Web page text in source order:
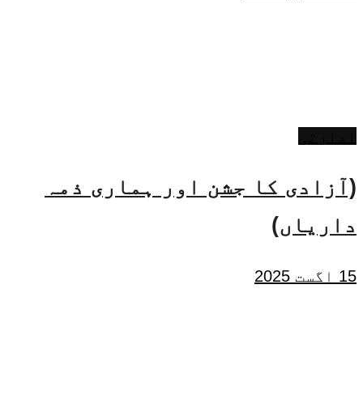
(آزادی کا جشن اور ہماری ذمہ
داریاں)
15 اگست 2025